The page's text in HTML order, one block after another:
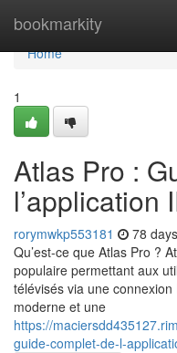
bookmarkity
Home
Home
1
Atlas Pro :
l’application
rorymwkp553181 78
Qu’est-ce que Atlas Pro ?
populaire permettant aux
télévisés via une
moderne et une
https://
guide-complet-de-l-